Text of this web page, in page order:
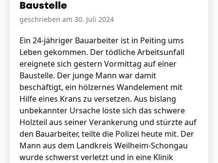
Baustelle
geschrieben am 30. Juli 2024
Ein 24-jähriger Bauarbeiter ist in Peiting ums
Leben gekommen. Der tödliche Arbeitsunfall
ereignete sich gestern Vormittag auf einer
Baustelle. Der junge Mann war damit
beschäftigt, ein hölzernes Wandelement mit
Hilfe eines Krans zu versetzen. Aus bislang
unbekannter Ursache löste sich das schwere
Holzteil aus seiner Verankerung und stürzte auf
den Bauarbeiter, teilte die Polizei heute mit. Der
Mann aus dem Landkreis Weilheim-Schongau
wurde schwerst verletzt und in eine Klinik